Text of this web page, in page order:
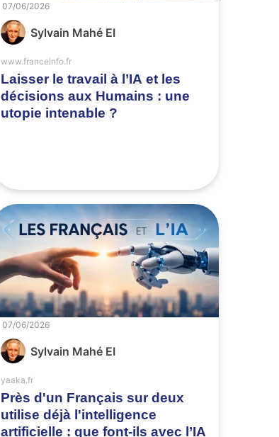
Sylvain Mahé EI
Laisser le travail à l’IA et les
décisions aux Humains : une
utopie intenable ?
www.franceinfo.fr
07/06/2026
Sylvain Mahé EI
Près d'un Français sur deux
utilise déjà l'intelligence
artificielle : que font-ils avec l’IA
yaaka.fr
07/06/2026